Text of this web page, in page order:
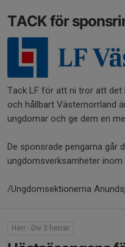
TACK för
Tack LF för att ni tror att
och hållbart Västernorrland
ungdomar och ge dem en
De sponsrade pengarna går
ungdomsverksamheter
/Ungdomsektionerna
Herr - Div 3 herrar